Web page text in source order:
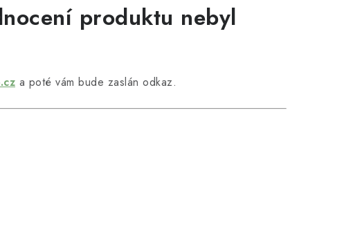
produktu nebyl
a poté vám bude zaslán odkaz.